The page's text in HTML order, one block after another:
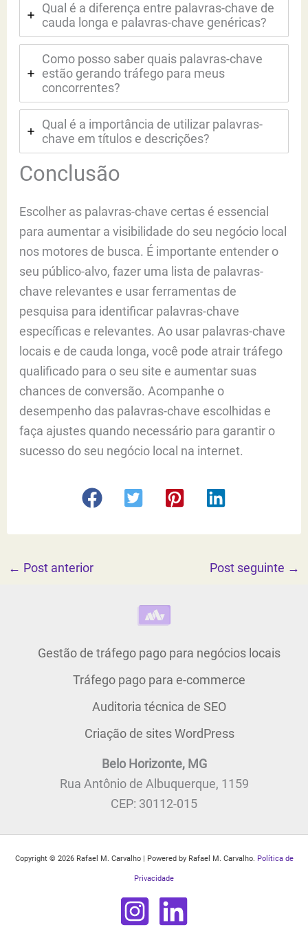
Qual é a diferença entre palavras-chave de
cauda longa e palavras-chave genéricas?
Como posso saber quais palavras-chave
estão gerando tráfego para meus
concorrentes?
Qual é a importância de utilizar palavras-
chave em títulos e descrições?
Conclusão
Escolher as palavras-chave certas é essencial
para aumentar a visibilidade do seu negócio local
nos motores de busca. É importante entender o
seu público-alvo, fazer uma lista de palavras-
chave relevantes e usar ferramentas de
pesquisa para identificar palavras-chave
específicas e relevantes. Ao usar palavras-chave
locais e de cauda longa, você pode atrair tráfego
qualificado para o seu site e aumentar suas
chances de conversão. Acompanhe o
desempenho das palavras-chave escolhidas e
faça ajustes quando necessário para garantir o
sucesso do seu negócio local na internet.
← Post anterior Post seguinte →
Gestão de tráfego pago para negócios locais
Tráfego pago para e-commerce
Auditoria técnica de SEO
Criação de sites WordPress
Belo Horizonte, MG
Rua Antônio de Albuquerque, 1159
CEP: 30112-015
Copyright © 2026 Rafael M. Carvalho | Powered by Rafael M. Carvalho. Política de
Privacidade